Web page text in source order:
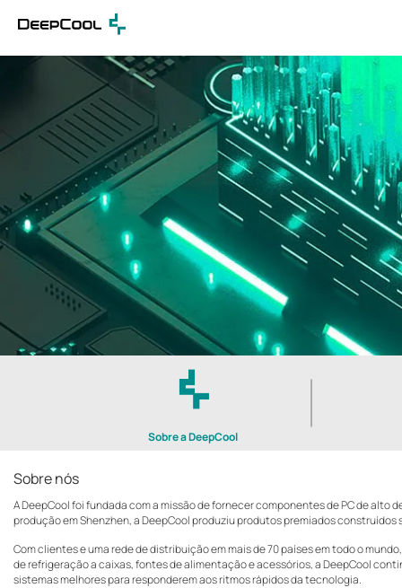
Sobre a DeepCool
Sobre nós
A DeepCool foi fundada com a missão de fornecer componentes de PC de
produção em Shenzhen, a DeepCool produziu produtos premiados
Com clientes e uma rede de distribuição em mais de 70 países em todo o
de refrigeração a caixas, fontes de alimentação e acessórios, a DeepCool
sistemas melhores para responderem aos ritmos rápidos da tecnologia.